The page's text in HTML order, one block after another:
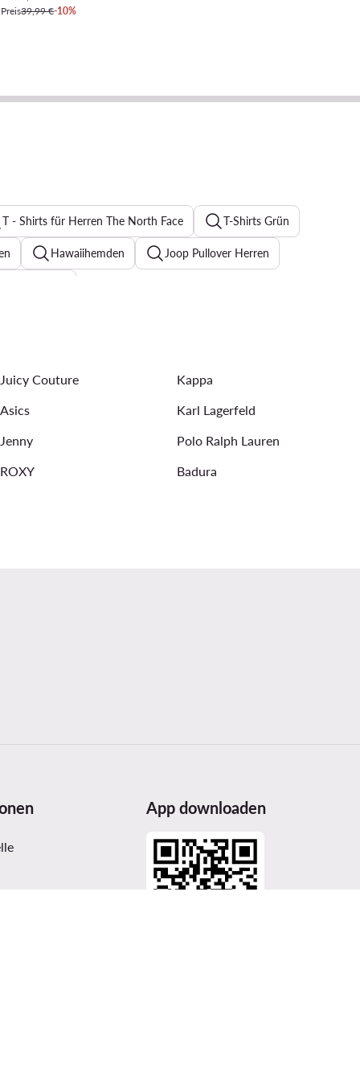
39,99 €-10%
T - Shirts für Herren The North Face T-Shirts Grün
Hawaiihemden Joop Pullover Herren
Juicy Couture
Kappa
Asics
Karl Lagerfeld
Jenny
Polo Ralph Lauren
ROXY
Badura
App downloaden